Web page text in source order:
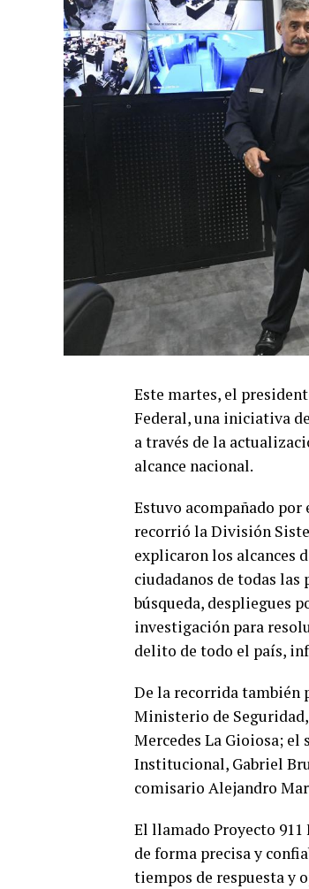
Este martes, el
Federal, una iniciativa
a través de la
alcance nacional.
Estuvo acompañado
recorrió la División
explicaron los alcances
ciudadanos de todas
búsqueda, despliegues
investigación para
delito de todo el país,
De la recorrida también
Ministerio de
Mercedes La Gioiosa;
Institucional, Gabriel
comisario Alejandro
El llamado Proyecto
de forma precisa y
tiempos de respuesta y